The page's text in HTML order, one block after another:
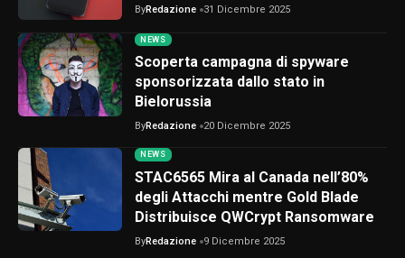
ByRedazione 31 Dicembre 2025
NEWS
Scoperta campagna di spyware
sponsorizzata dallo stato in
Bielorussia
ByRedazione 20 Dicembre 2025
NEWS
STAC6565 Mira al Canada nell’80%
degli Attacchi mentre Gold Blade
Distribuisce QWCrypt Ransomware
ByRedazione 9 Dicembre 2025